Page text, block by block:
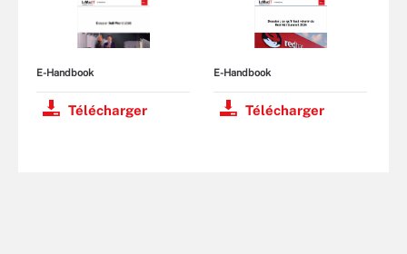
E-Handbook
Télécharger
E-Handbook
Télécharger